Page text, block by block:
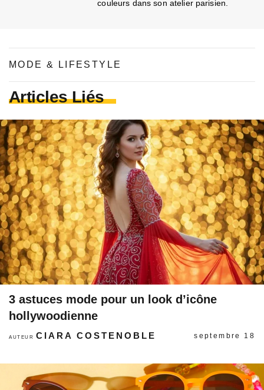
couleurs dans son atelier parisien.
MODE & LIFESTYLE
Articles Liés
3 astuces mode pour un look d’icône
hollywoodienne
AUTEURCIARA COSTENOBLE septembre 18